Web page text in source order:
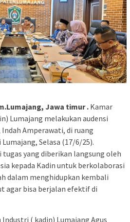
Jawa timur . Kamar
Lumajang melakukan audensi
Amperawati, di ruang
Selasa (17/6/25).
yang diberikan langsung oleh
kepada Kadin untuk berkolaborasi
dalam menghidupkan kembali
agar bisa berjalan efektif di
( kadin) Lumajang Agus